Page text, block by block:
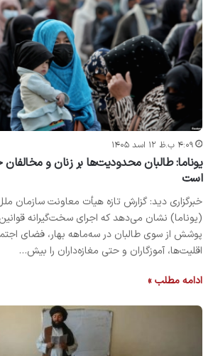
۴:۰۹ ب.ظ ۱۲ اسد ۱۴۰۵
یوناما: طالبان محدودیت‌ها بر زنان و مخالفان
است
خبرگزاری دید: گزارش تازه هیأت معاونت سازمان
(یوناما) نشان می‌دهد که اجرای سخت‌گیرانه
پوشش از سوی طالبان در سه‌ماهه بهار، فضای
اقلیت‌ها، آموزگاران و حتی مغازه‌داران را بیش…
ادامه مطلب »